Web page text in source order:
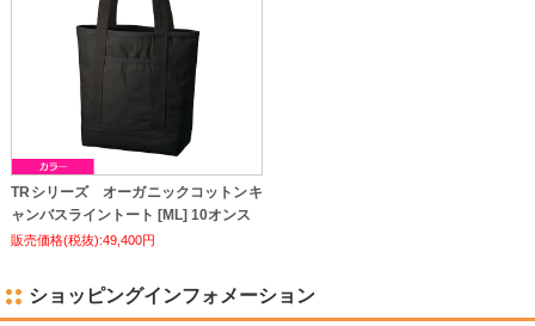
TRシリーズ オーガニックコットンキ
ャンバスライントート [ML] 10オンス
販売価格(税抜):49,400円
ショッピングインフォメーション